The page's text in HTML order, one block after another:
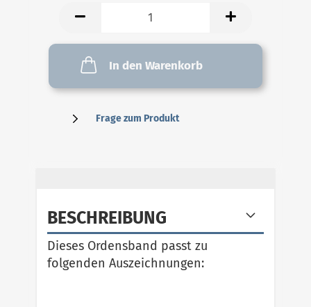
In den Warenkorb
Frage zum Produkt
BESCHREIBUNG
Dieses Ordensband passt zu
folgenden Auszeichnungen: